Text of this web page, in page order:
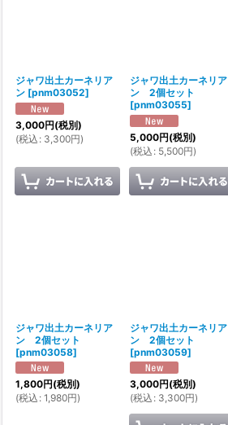
ジャワ出土カーネリア
ン [pnm03052]
3,000円(税別)
(税込 : 3,300円)
ジャワ出土カーネリア
ン 2個セット
[pnm03055]
5,000円(税別)
(税込 : 5,500円)
ジャワ出土カーネリア
ン 2個セット
[pnm03058]
1,800円(税別)
(税込 : 1,980円)
ジャワ出土カーネリア
ン 2個セット
[pnm03059]
3,000円(税別)
(税込 : 3,300円)